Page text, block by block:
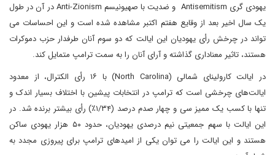
یهودی گری Antisemitism و ضدیت با صهیونیسم Anti-Zionism در آن در طول
یک سال اخیر بعد از وقایع هفتم اکتبر مشاهده شده است و این احساسات می
تواند در چرخش رأی یهودیان این ایالت که دو سوم آنان طرفدار حزب دموکرات
هستند، تاثیر معناداری گذاشته و آرای آنان را به سمت ترامپ متمایل کند.
در ایالت کارولینای شمالی (North Carolina) با ۱۶ رأی الکترال، از معدود
ایالت‌های چرخشی است که ترامپ در انتخابات پیشین با اختلاف بسیار اندک و
تنها با کسب یک ممیز سی و چهار صدم درصد (۱/۳۴٪) رأی بیشتر برنده شد. در
این ایالت با سهم جمعیتی نیم درصدی یهودیان، حدود ۵۰ هزار یهودی ساکن
هستند و این ایالت را می توان یکی از امیدهای ترامپ برای پیروزی مجدد به